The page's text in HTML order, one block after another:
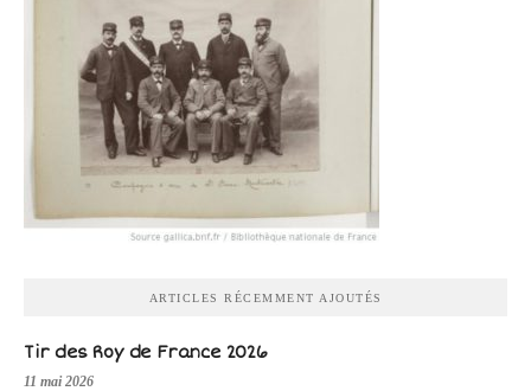
ARTICLES RÉCEMMENT AJOUTÉS
Tir des Roy de France 2026
11 mai 2026